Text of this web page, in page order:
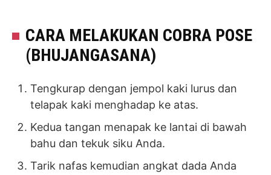
CARA MELAKUKAN COBRA POSE
(BHUJANGASANA)
Tengkurap dengan jempol kaki lurus dan
telapak kaki menghadap ke atas.
Kedua tangan menapak ke lantai di bawah
bahu dan tekuk siku Anda.
Tarik nafas kemudian angkat dada Anda